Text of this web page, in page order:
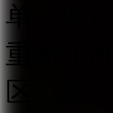
单，停
重新注
区、直